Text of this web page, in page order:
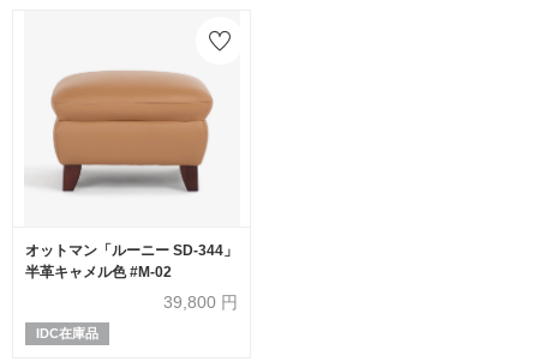
オットマン「ルーニー SD-344」
半革キャメル色 #M-02
39,800 円
IDC在庫品